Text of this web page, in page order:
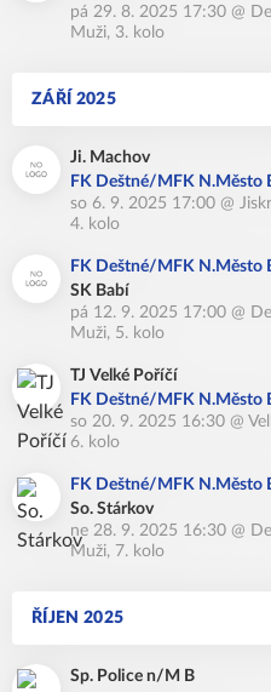
pá 29. 8. 2025 17:30 @
Muži, 3. kolo
ZÁŘÍ 2025
Ji. Machov
FK Deštné/MFK N.Město
so 6. 9. 2025 17:00 @
4. kolo
FK Deštné/MFK N.Město
SK Babí
pá 12. 9. 2025 17:00 @
Muži, 5. kolo
TJ Velké Poříčí
FK Deštné/MFK N.Město
so 20. 9. 2025 16:30 @
6. kolo
FK Deštné/MFK N.Město
So. Stárkov
ne 28. 9. 2025 16:30 @
Muži, 7. kolo
ŘÍJEN 2025
Sp. Police n/M B